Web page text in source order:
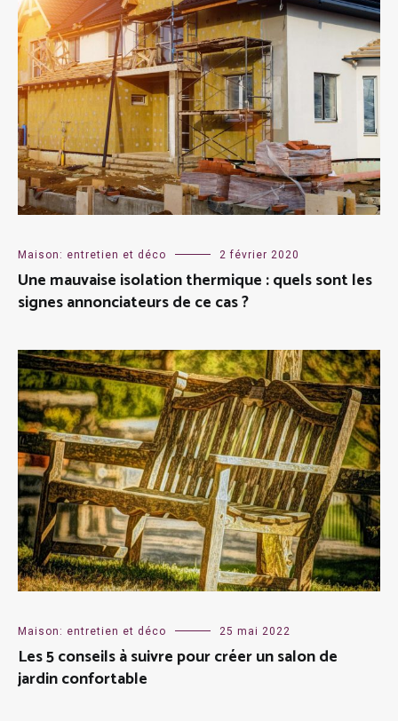
Maison: entretien et déco 2 février 2020
Une mauvaise isolation thermique : quels sont les
signes annonciateurs de ce cas ?
Maison: entretien et déco 25 mai 2022
Les 5 conseils à suivre pour créer un salon de
jardin confortable